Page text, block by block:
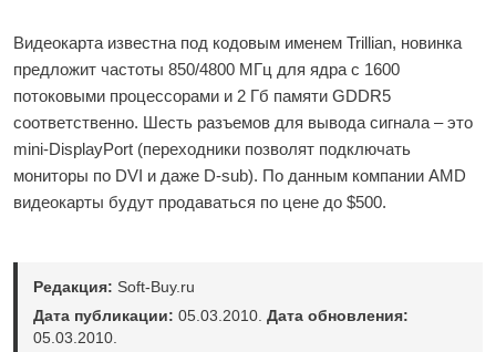
Видеокарта известна под кодовым именем Trillian, новинка
предложит частоты 850/4800 МГц для ядра с 1600
потоковыми процессорами и 2 Гб памяти GDDR5
соответственно. Шесть разъемов для вывода сигнала – это
mini-DisplayPort (переходники позволят подключать
мониторы по DVI и даже D-sub). По данным компании AMD
видеокарты будут продаваться по цене до $500.
Редакция: Soft-Buy.ru
Дата публикации: 05.03.2010. Дата обновления:
05.03.2010.